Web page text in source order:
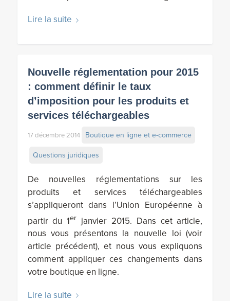
Lire la suite
Nouvelle réglementation pour 2015
: comment définir le taux
d’imposition pour les produits et
services téléchargeables
17 décembre 2014 Boutique en ligne et e-commerce
Questions juridiques
De nouvelles réglementations sur les
produits et services téléchargeables
s’appliqueront dans l’Union Européenne à
partir du 1er janvier 2015. Dans cet article,
nous vous présentons la nouvelle loi (voir
article précédent), et nous vous expliquons
comment appliquer ces changements dans
votre boutique en ligne.
Lire la suite